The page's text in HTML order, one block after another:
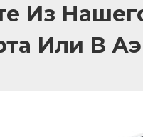
Из
Или В